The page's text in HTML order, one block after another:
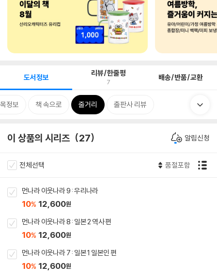
도서정보 리뷰/한줄평
7 배송/반품/교환
정보 책 속으로 줄거리 출판사 리뷰
이 상품의 시리즈 27 알림신청
전체선택 품절포함
먼나라 이웃나라 9 : 우리나라
10% 12,600원
먼나라 이웃나라 8 : 일본 2 역사 편
10% 12,600원
먼나라 이웃나라 7 : 일본 1 일본인 편
10% 12,600원